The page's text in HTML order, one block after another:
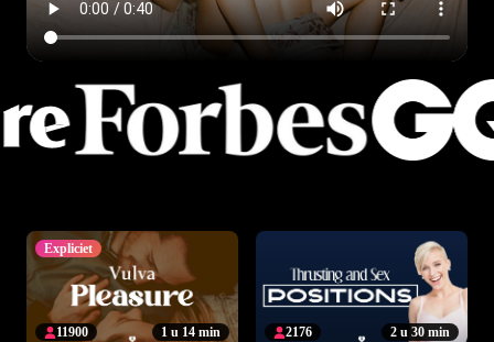
Expliciet
1 u 14 min
11900 2 u 30 min
2176